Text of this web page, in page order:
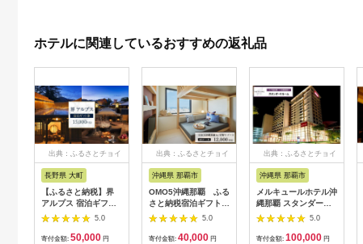
ホテルに関連しているおすすめの返礼品
出典：ふるさとチョイ
ス
長野県 大町
【ふるさと納税】界
アルプス 宿泊ギフト
券（15,000円分）
【星野リゾート】
5.0
寄付金額: 50,000 円
出典：ふるさとチョイ
ス
沖縄県 那覇市
OMO5沖縄那覇 ふる
さと納税宿泊ギフト券
(12,000円)
5.0
寄付金額: 40,000 円
出典：ふるさとチョイ
ス
沖縄県 那覇市
メルキュールホテル沖
縄那覇 スタンダード
ルーム（1泊朝食付き
ペア宿泊券） ★特典
スパークリングワイン
5.0
寄付金額: 100,000 円